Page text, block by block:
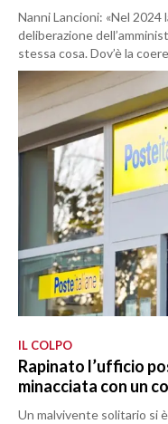
Nanni Lancioni: «Nel 2024
deliberazione
stessa cosa. Dov’è la
IL COLPO
Rapinato l’ufficio
minacciata con un
Un malvivente solitario si